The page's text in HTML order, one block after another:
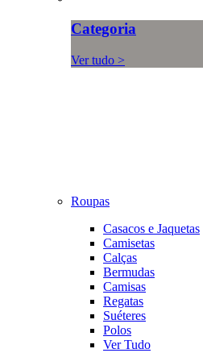
Categoria
Ver tudo >
Roupas
Casacos e Jaquetas
Camisetas
Calças
Bermudas
Camisas
Regatas
Suéteres
Polos
Ver Tudo